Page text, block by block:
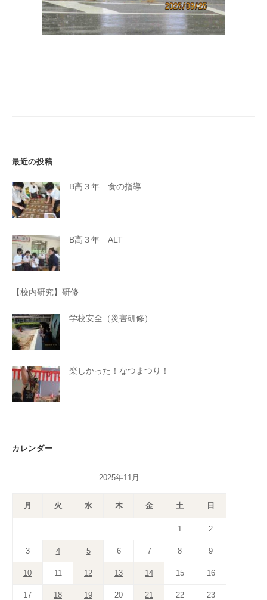
最近の投稿
B高３年 食の指導
B高３年 ALT
【校内研究】研修
学校安全（災害研修）
楽しかった！なつまつり！
カレンダー
2025年11月
月 火 水 木 金 土 日
1 2
3 4 5 6 7 8 9
10 11 12 13 14 15 16
17 18 19 20 21 22 23